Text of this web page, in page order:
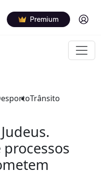
Premium Log in
Trânsito